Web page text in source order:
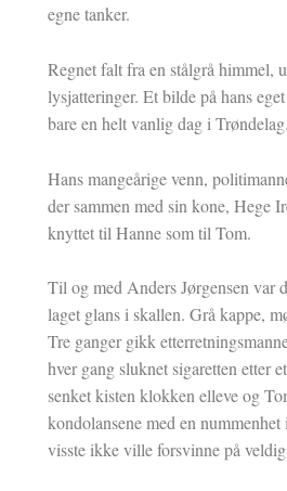
egne tanker.
Regnet falt fra en stålgrå himmel,
lysjatteringer. Et bilde på hans
bare en helt vanlig dag i Trøndelag.
Hans mangeårige venn,
der sammen med sin kone, Hege
knyttet til Hanne som til Tom.
Til og med Anders Jørgensen var
laget glans i skallen. Grå kappe,
Tre ganger gikk
hver gang sluknet sigaretten etter
senket kisten klokken elleve og
kondolansene med en
visste ikke ville forsvinne på